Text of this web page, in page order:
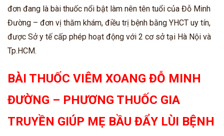
đơn đang là bài thuốc nổi bật làm nên tên tuổi của Đỗ Minh
Đường – đơn vị thăm khám, điều trị bệnh bằng YHCT uy tín,
được Sở y tế cấp phép hoạt động với 2 cơ sở tại Hà Nội và
Tp.HCM.
BÀI THUỐC VIÊM XOANG ĐỖ MINH
ĐƯỜNG – PHƯƠNG THUỐC GIA
TRUYỀN GIÚP MẸ BẦU ĐẨY LÙI BỆNH